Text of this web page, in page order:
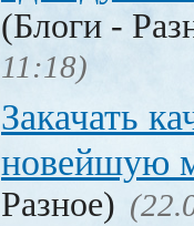
(Блоги -
11:18)
Закачать
новейшую
Разное)